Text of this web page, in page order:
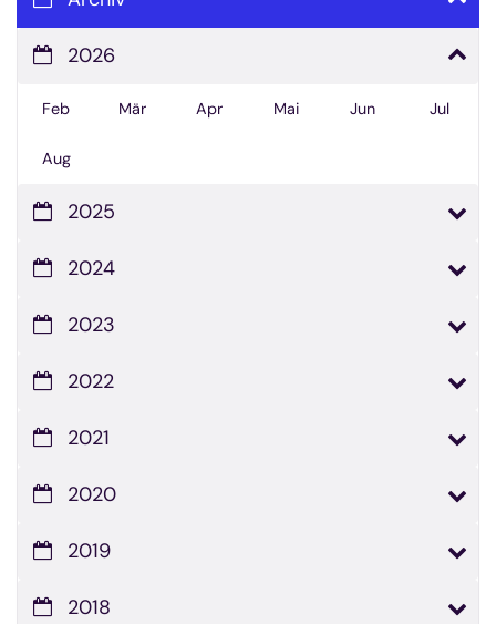
2026
Feb Mär Apr Mai Jun Jul
Aug
2025
2024
2023
2022
2021
2020
2019
2018